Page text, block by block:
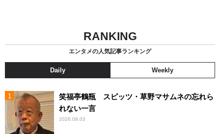
RANKING
エンタメの人気記事ランキング
Daily Weekly
笑福亭鶴瓶 スピッツ・草野マサムネの忘れら
れない一言
2026.08.03